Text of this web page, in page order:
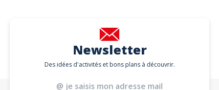
Newsletter
Des idées d'activités et bons plans à découvrir.